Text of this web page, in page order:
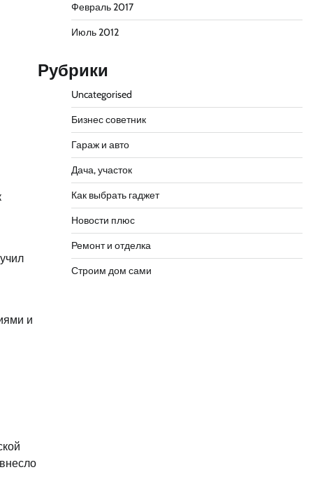
и
Февраль 2017
Июль 2012
Рубрики
Uncategorised
Бизнес советник
Гараж и авто
Дача, участок
Как выбрать гаджет
Новости плюс
Ремонт и отделка
Строим дом сами